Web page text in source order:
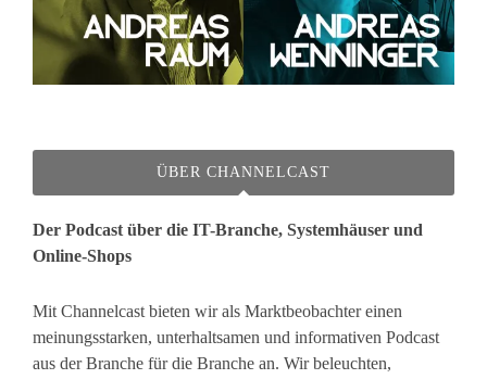
ÜBER CHANNELCAST
Der Podcast über die IT-Branche, Systemhäuser und
Online-Shops
Mit Channelcast bieten wir als Marktbeobachter einen
meinungsstarken, unterhaltsamen und informativen Podcast
aus der Branche für die Branche an. Wir beleuchten,